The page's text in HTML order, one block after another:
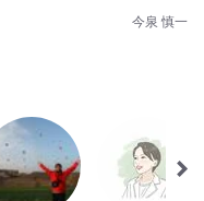
今泉 慎一